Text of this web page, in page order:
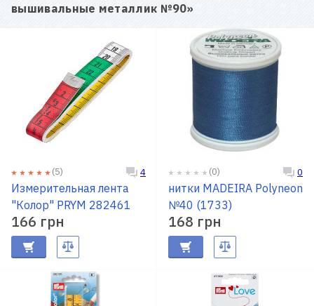
вышивальные металлик №90»
(5) 4
Измерительная лента
"Колор" PRYM 282461
166 грн
(0) 0
нитки MADEIRA Polyneon
№40 (1733)
168 грн